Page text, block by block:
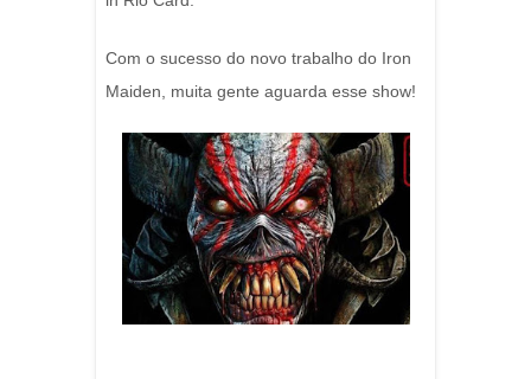
Com o sucesso do novo trabalho do Iron
Maiden, muita gente aguarda esse show!